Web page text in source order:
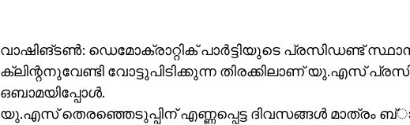
വാഷിങ്ടണ്‍: ഡെമോക്രാറ്റിക് പാര്‍ട്ടിയുടെ പ്രസിഡണ്ട്
ക്ലിന്റനുവേണ്ടി വോട്ടുപിടിക്കുന്ന തിരക്കിലാണ് യു.എസ്
ഒബാമയിപ്പോള്‍.
യു.എസ് തെരഞ്ഞെടുപ്പിന് എണ്ണപ്പെട്ട ദിവസങ്ങള്‍ മാത്രം